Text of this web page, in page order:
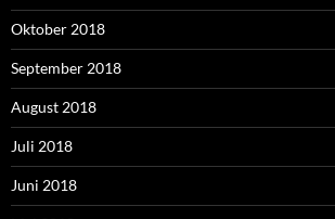
Oktober 2018
September 2018
August 2018
Juli 2018
Juni 2018